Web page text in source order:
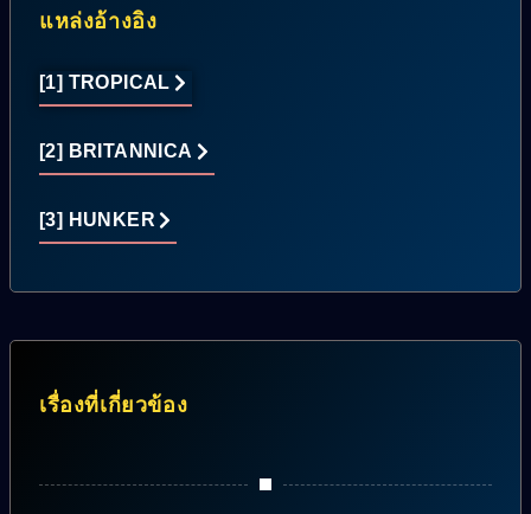
แหล่งอ้างอิง
[1] TROPICAL
[2] BRITANNICA
[3] HUNKER
เรื่องที่เกี่ยวข้อง